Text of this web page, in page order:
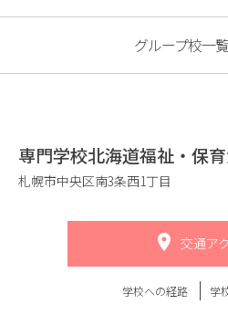
グループ校一覧
専門学校北海道福祉・保
札幌市中央区南3条西1丁目
交通ア
学校への経路 学